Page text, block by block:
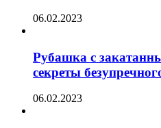
06.02.2023
Рубашка с
секреты
06.02.2023